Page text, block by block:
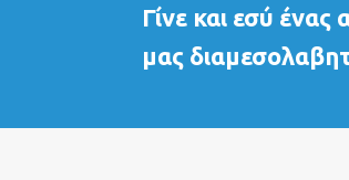
Γίνε και εσύ
μας